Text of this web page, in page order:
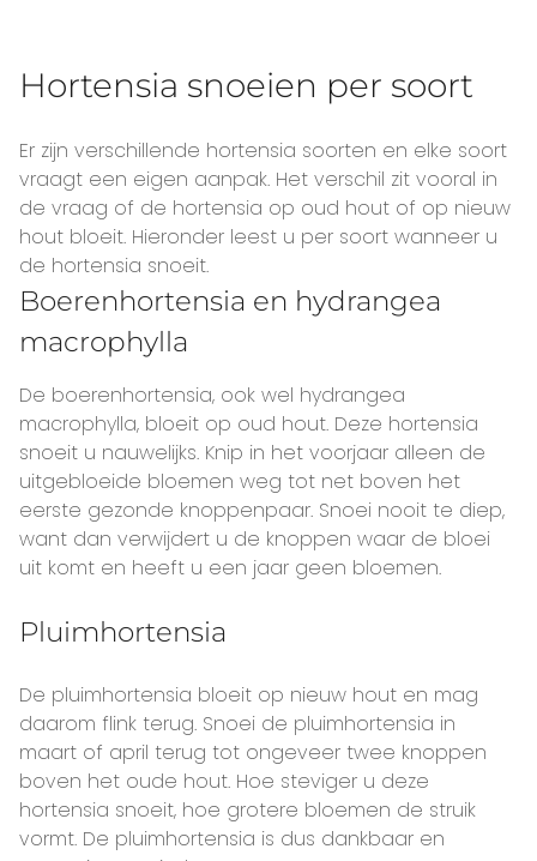
Hortensia snoeien per soort
Er zijn verschillende hortensia soorten en elke soort
vraagt een eigen aanpak. Het verschil zit vooral in
de vraag of de hortensia op oud hout of op nieuw
hout bloeit. Hieronder leest u per soort wanneer u
de hortensia snoeit.
Boerenhortensia en hydrangea
macrophylla
De boerenhortensia, ook wel hydrangea
macrophylla, bloeit op oud hout. Deze hortensia
snoeit u nauwelijks. Knip in het voorjaar alleen de
uitgebloeide bloemen weg tot net boven het
eerste gezonde knoppenpaar. Snoei nooit te diep,
want dan verwijdert u de knoppen waar de bloei
uit komt en heeft u een jaar geen bloemen.
Pluimhortensia
De pluimhortensia bloeit op nieuw hout en mag
daarom flink terug. Snoei de pluimhortensia in
maart of april terug tot ongeveer twee knoppen
boven het oude hout. Hoe steviger u deze
hortensia snoeit, hoe grotere bloemen de struik
vormt. De pluimhortensia is dus dankbaar en